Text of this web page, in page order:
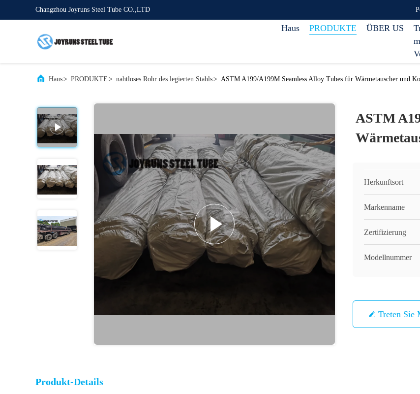
Changzhou Joyruns Steel Tube CO.,LTD
Haus PRODUKTE ÜBER US
Haus> PRODUKTE > nahtloses Rohr des legierten Stahls> ASTM A199/A199M Seamless Alloy Tubes für Wärmetauscher und
ASTM
Herkunftsort
Markenname
Zertifizierung
Modellnummer
Treten Sie
Produkt-Details